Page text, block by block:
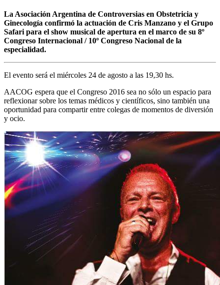
La Asociación Argentina de Controversias en Obstetricia y
Ginecología confirmó la actuación de Cris Manzano y el Grupo
Safari para el show musical de apertura en el marco de su 8º
Congreso Internacional / 10º Congreso Nacional de la
especialidad.
El evento será el miércoles 24 de agosto a las 19,30 hs.
AACOG espera que el Congreso 2016 sea no sólo un espacio para
reflexionar sobre los temas médicos y científicos, sino también una
oportunidad para compartir entre colegas de momentos de diversión
y ocio.